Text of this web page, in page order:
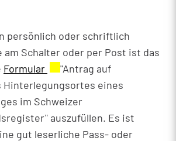
persönlich oder schriftlich
am Schalter oder per Post ist das
Formular Externer Link wird in
"Antrag auf
Hinterlegungsortes eines
im Schweizer
auszufüllen. Es ist
gut leserliche Pass- oder